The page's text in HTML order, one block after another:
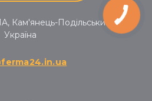
Кам'янець-Подільський,
Україна